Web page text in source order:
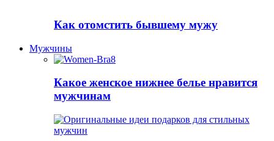
Как отомстить бывшему мужу
Мужчины
Какое женское нижнее белье нравится
мужчинам